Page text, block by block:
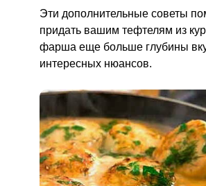
Эти дополнительные советы
придать вашим тефтелям из
фарша еще больше глубины
интересных нюансов.